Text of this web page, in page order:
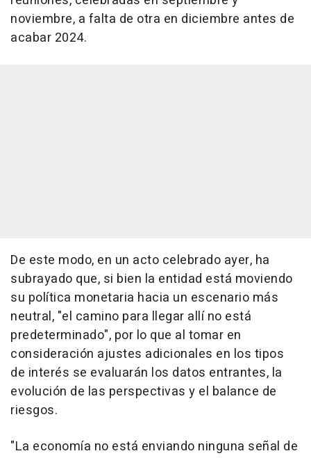
noviembre, a falta de otra en diciembre antes de
acabar 2024.
De este modo, en un acto celebrado ayer, ha
subrayado que, si bien la entidad está moviendo
su política monetaria hacia un escenario más
neutral, "el camino para llegar allí no está
predeterminado", por lo que al tomar en
consideración ajustes adicionales en los tipos
de interés se evaluarán los datos entrantes, la
evolución de las perspectivas y el balance de
riesgos.
"La economía no está enviando ninguna señal de